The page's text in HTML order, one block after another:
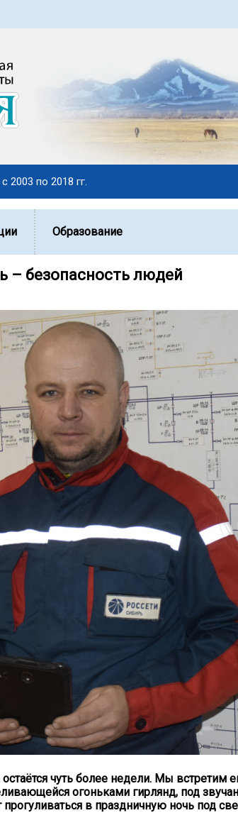
2003 по 2018 гг.
Образование
– безопасность людей
чуть более недели. Мы встретим
огоньками гирлянд, под
прогуливаться в праздничную ночь под